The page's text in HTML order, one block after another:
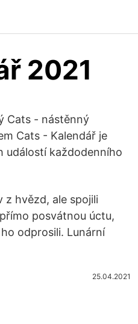
2021
Cats - nástěnný
Cats - Kalendář je
událostí každodenního
z hvězd, ale spojili
posvátnou úctu,
odprosili. Lunární
25.04.2021